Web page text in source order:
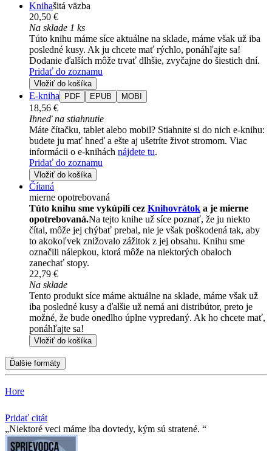
Knihašitá väzba
20,50 €
Na sklade 1 ks
Túto knihu máme síce aktuálne na sklade, máme však už iba
posledné kusy. Ak ju chcete mať rýchlo, ponáhľajte sa!
Dodanie ďalších môže trvať dlhšie, zvyčajne do šiestich dní.
Pridať do zoznamu
Vložiť do košíka
E-kniha PDF EPUB MOBI
18,56 €
Ihneď na stiahnutie
Máte čítačku, tablet alebo mobil? Stiahnite si do nich e-knihu:
budete ju mať hneď a ešte aj ušetríte život stromom. Viac
informácii o e-knihách nájdete tu.
Pridať do zoznamu
Vložiť do košíka
Čítaná
mierne opotrebovaná
Túto knihu sme vykúpili cez Knihovrátok a je mierne
opotrebovaná.Na tejto knihe už síce poznať, že ju niekto
čítal, môže jej chýbať prebal, nie je však poškodená tak, aby
to akokoľvek znižovalo zážitok z jej obsahu. Knihu sme
označili nálepkou, ktorá môže na niektorých obaloch
zanechať stopy.
22,79 €
Na sklade
Tento produkt síce máme aktuálne na sklade, máme však už
iba posledné kusy a ďalšie už nemá ani distribútor, preto je
možné, že bude onedlho úplne vypredaný. Ak ho chcete mať,
ponáhľajte sa!
Vložiť do košíka
Ďalšie formáty
Hore
Pridať citát
Niektoré veci máme iba dovtedy, kým sú stratené.